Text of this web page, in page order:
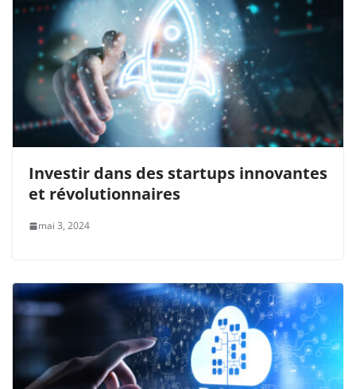
Investir dans des startups innovantes
et révolutionnaires
mai 3, 2024